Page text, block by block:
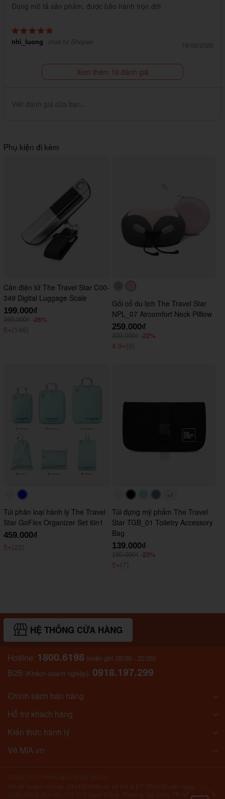
Đúng mô tả sản phẩm, được bảo hành trọn đời
nhi_luong mua từ Shopee 16/06/2026
Xem thêm 10 đánh giá
Viết đánh giá của bạn...
Phụ kiện đi kèm
Cân điện tử The Travel Star C00-
349 Digital Luggage Scale
199.000₫
269.000₫ -26%
5⭑ (146)
#acacac
Gối cổ du lịch The Travel Star
NPL_07 Aircomfort Neck Pilllow
259.000₫
330.000₫ -22%
4.9⭑ (9)
#faf0e6
Túi phân loại hành lý The Travel
Star GoFlex Organizer Set 6in1
459.000₫
5⭑ (22)
#faf0e6#000000#ADD8E6
+1
Túi đựng mỹ phẩm The Travel
Star TGB_01 Toiletry Accessory
Bag
139.000₫
180.000₫ -23%
5⭑ (7)
HỆ THỐNG CỬA HÀNG
Hotline: 1800.6198 (miễn phí 09:00 - 22:00)
B2B (Khách doanh nghiệp): 0918.197.299
Chính sách bán hàng
Hỗ trợ khách hàng
Kiến thức hành lý
Về MIA.vn
10/01/2018. Địa chỉ: 117-119 Bạch Đằng, Phường Gia Định, TP. Hồ Chí Minh,